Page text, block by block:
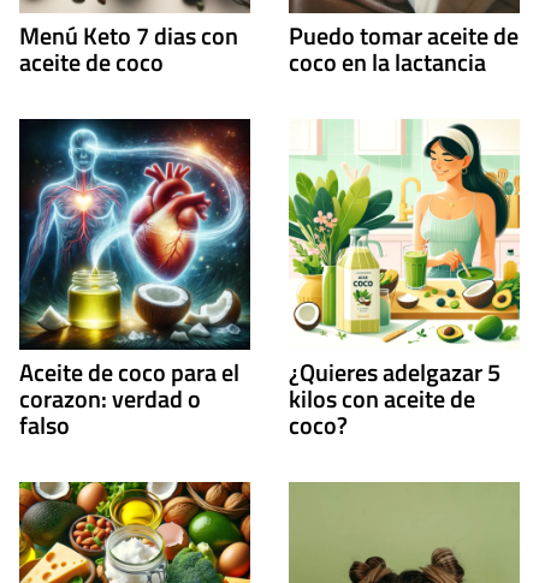
Menú Keto 7 dias con
aceite de coco
Puedo tomar aceite de
coco en la lactancia
Aceite de coco para el
corazon: verdad o
falso
¿Quieres adelgazar 5
kilos con aceite de
coco?